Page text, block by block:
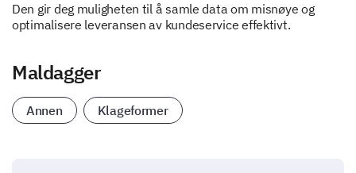
Den gir deg muligheten til å samle data om misnøye og
optimalisere leveransen av kundeservice effektivt.
Maldagger
Annen Klageformer